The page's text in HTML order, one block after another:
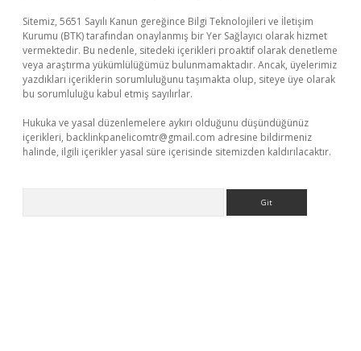
Sitemiz, 5651 Sayılı Kanun gereğince Bilgi Teknolojileri ve İletişim
Kurumu (BTK) tarafından onaylanmış bir Yer Sağlayıcı olarak hizmet
vermektedir. Bu nedenle, sitedeki içerikleri proaktif olarak denetleme
veya araştırma yükümlülüğümüz bulunmamaktadır. Ancak, üyelerimiz
yazdıkları içeriklerin sorumluluğunu taşımakta olup, siteye üye olarak
bu sorumluluğu kabul etmiş sayılırlar.
Hukuka ve yasal düzenlemelere aykırı olduğunu düşündüğünüz
içerikleri, backlinkpanelicomtr@gmail.com adresine bildirmeniz
halinde, ilgili içerikler yasal süre içerisinde sitemizden kaldırılacaktır.